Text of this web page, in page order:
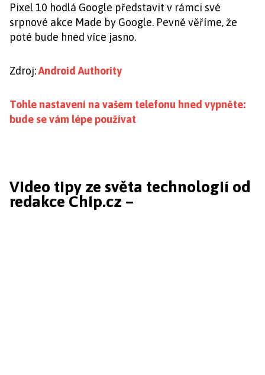
Pixel 10 hodlá Google představit v rámci své
srpnové akce Made by Google. Pevně věříme, že
poté bude hned více jasno.
Zdroj:Android Authority
Tohle nastavení na vašem telefonu hned vypněte:
bude se vám lépe používat
Video tipy ze světa technologií od
redakce Chip.cz –